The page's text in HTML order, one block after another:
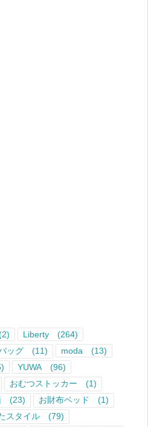
Liberty
(264)
ッグ
(11) moda
(13)
YUWA
(96)
おむつストッカー
(1)
(23) お財布ベッド
(1)
スタイル
(79)